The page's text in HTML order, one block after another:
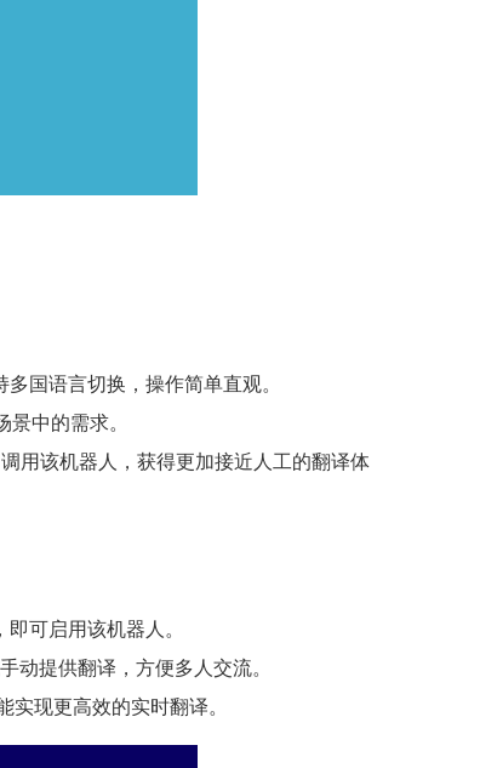
国语言切换，操作简单直观。
中的需求。
用该机器人，获得更加接近人工的翻译体
可启用该机器人。
提供翻译，方便多人交流。
现更高效的实时翻译。